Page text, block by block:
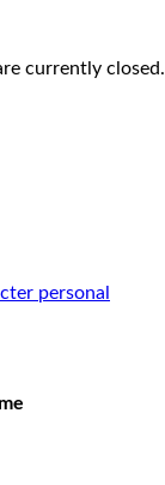
currently closed.
personal